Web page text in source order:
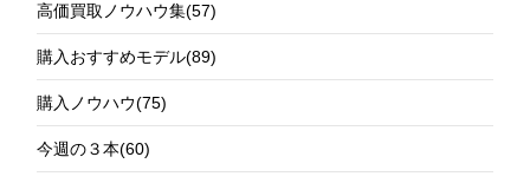
高価買取ノウハウ集(57)
購入おすすめモデル(89)
購入ノウハウ(75)
今週の３本(60)